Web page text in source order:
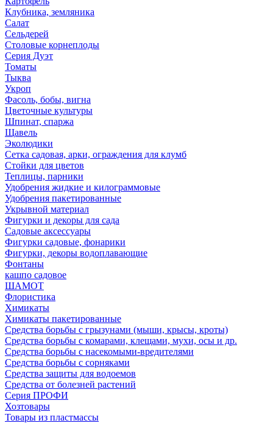
Клубника, земляника
Салат
Сельдерей
Столовые корнеплоды
Серия Дуэт
Томаты
Тыква
Укроп
Фасоль, бобы, вигна
Цветочные культуры
Шпинат, спаржа
Щавель
Эколюдики
Сетка садовая, арки, ограждения для клумб
Стойки для цветов
Теплицы, парники
Удобрения жидкие и килограммовые
Удобрения пакетированные
Укрывной материал
Фигурки и декоры для сада
Садовые аксессуары
Фигурки садовые, фонарики
Фигурки, декоры водоплавающие
Фонтаны
кашпо садовое
ШАМОТ
Флористика
Химикаты
Химикаты пакетированные
Средства борьбы с грызунами (мыши, крысы, кроты)
Средства борьбы с комарами, клещами, мухи, осы и др.
Средства борьбы с насекомыми-вредителями
Средства борьбы с сорняками
Средства защиты для водоемов
Средства от болезней растений
Серия ПРОФИ
Хозтовары
Товары из пластмассы